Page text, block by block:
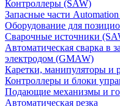
Контроллеры (SAW)
Запасные части
Оборудование для
Сварочные источники
Автоматическая сварка в
электродом (GMAW)
Каретки, манипуляторы и
Контроллеры и блоки
Подающие механизмы и
Автоматическая резка